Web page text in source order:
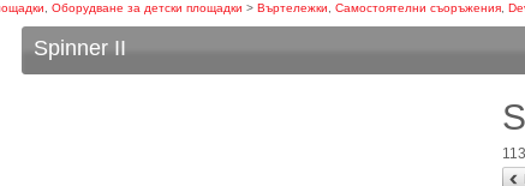
Оборудване за детски площадки > Въртележки Самостоятелни съоръжения
Spinner II